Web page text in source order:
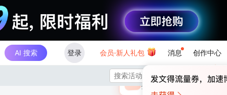
AI 搜索 登录 会员·新人礼包 消息 创作中心
×
🎁 未登录
登录领取最高
